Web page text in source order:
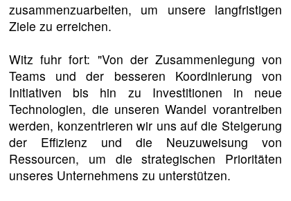
zusammenzuarbeiten, um unsere langfristigen
Ziele zu erreichen.
Witz fuhr fort: "Von der Zusammenlegung von
Teams und der besseren Koordinierung von
Initiativen bis hin zu Investitionen in neue
Technologien, die unseren Wandel vorantreiben
werden, konzentrieren wir uns auf die Steigerung
der Effizienz und die Neuzuweisung von
Ressourcen, um die strategischen Prioritäten
unseres Unternehmens zu unterstützen.